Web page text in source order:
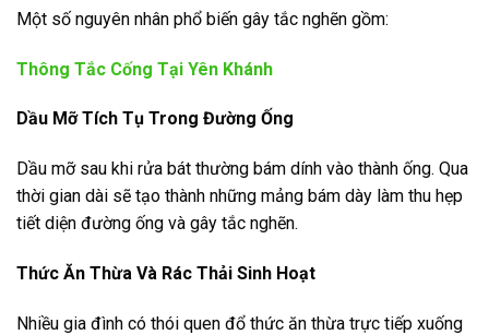
Một số nguyên nhân phổ biến gây tắc nghẽn gồm:
Thông Tắc Cống Tại Yên Khánh
Dầu Mỡ Tích Tụ Trong Đường Ống
Dầu mỡ sau khi rửa bát thường bám dính vào thành ống. Qua
thời gian dài sẽ tạo thành những mảng bám dày làm thu hẹp
tiết diện đường ống và gây tắc nghẽn.
Thức Ăn Thừa Và Rác Thải Sinh Hoạt
Nhiều gia đình có thói quen đổ thức ăn thừa trực tiếp xuống